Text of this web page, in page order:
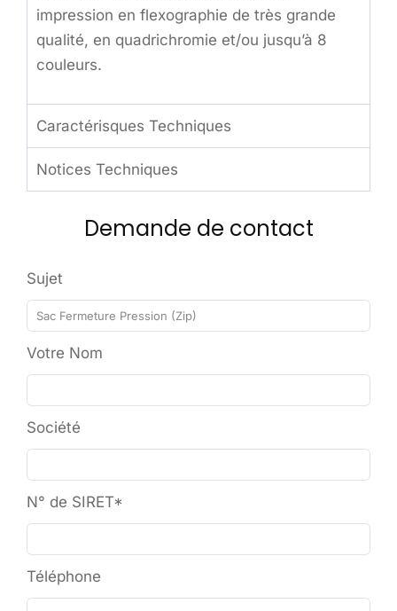
impression en flexographie de très grande
qualité, en quadrichromie et/ou jusqu’à 8
couleurs.
Caractérisques Techniques
Notices Techniques
Demande de contact
Sujet
Votre Nom
Société
N° de SIRET*
Téléphone